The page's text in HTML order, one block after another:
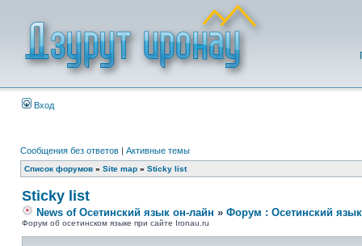
Вход
Сообщения без ответов | Активные темы
Список форумов » Site map » Sticky list
Sticky list
News of Осетинский язык он-лайн » Форум : Осетинский
Форум об осетинском языке при сайте Ironau.ru